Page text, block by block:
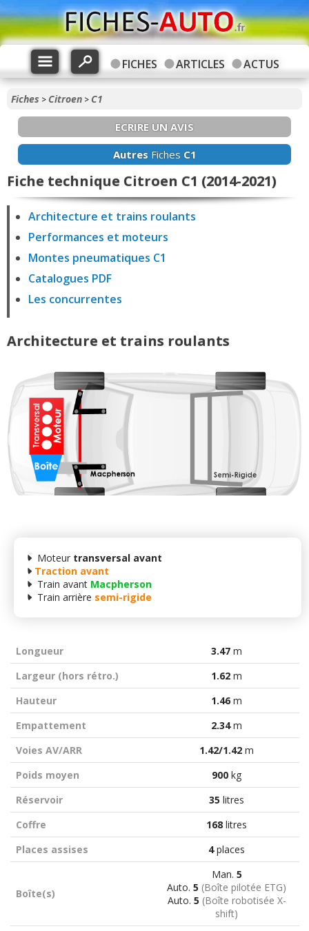
FICHES ARTICLES ACTUS
Fiches > Citroen > C1
ECRIRE UN AVIS
AutresFiches C1
Fiche technique Citroen C1 (2014-2021)
Architecture et trains roulants
Performances et moteurs
Montes pneumatiques C1
Catalogues PDF
Les concurrentes
Architecture et trains roulants
Moteur transversal avant
Traction avant
Train avant Macpherson
Train arrière semi-rigide
Longueur 3.47 m
Largeur (hors rétro.)
1.62 m
Hauteur
1.46 m
Empattement
2.34m
Voies AV/ARR
1.42/1.42 m
Poids moyen
900 kg
Réservoir
35 litres
Coffre
168 litres
Places assises
4places
Boîte(s)
Man. 5
Auto. 5 (Boîte pilotée ETG)
Auto. 5 (Boîte robotisée X-
shift)